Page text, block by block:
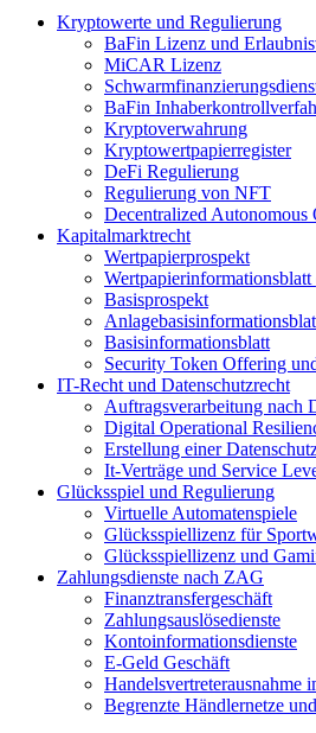
Kryptowerte und Regulierung
BaFin Lizenz und
MiCAR Lizenz
BaFin
Kryptoverwahrung
Kryptowertpapierregister
DeFi Regulierung
Regulierung von NFT
Decentralized
Kapitalmarktrecht
Wertpapierprospekt
Basisprospekt
Basisinformationsblatt
Security Token Offering
IT-Recht und Datenschutzrecht
Auftragsverarbeitung nach
Digital Operational
Erstellung einer
It-Verträge und Service
Glücksspiel und Regulierung
Virtuelle Automatenspiele
Glücksspiellizenz für
Glücksspiellizenz und
Zahlungsdienste nach ZAG
Finanztransfergeschäft
Zahlungsauslösedienste
Kontoinformationsdienste
E-Geld Geschäft
Handelsvertreterausnahme
Begrenzte Händlernetze